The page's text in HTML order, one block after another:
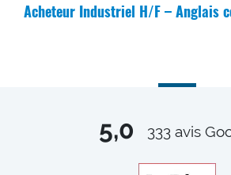
Acheteur Industriel H/F – Anglais
5,0 333 avis